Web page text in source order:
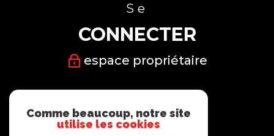
Se
CONNECTER
espace propriétaire
SUIVRE
Comme beaucoup, notre site
utilise les cookies